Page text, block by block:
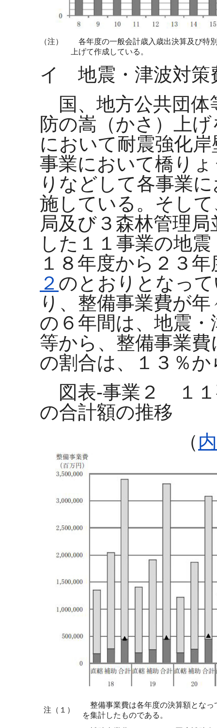
（注）
各年度の一般会計歳入歳出決算及び特
上げて作成している。
イ 地震・津波対策
国、地方公共団体
防の嵩（かさ）上
において耐震強化
事業において橋り
りなどして各事業
施している。そし
局及び３森林管理
した１１事業の地
１８年度から２３
２ のとおりとなっ
り、整備事業費が
の６年間は、地震
等から、整備事業
の割合は、１３％
図表-事業２
１１
の合計額の推移
（
注（１）
整備事業費は各年度の決算額となっ
を集計したものである。